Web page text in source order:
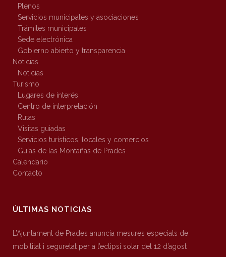
Plenos
Servicios municipales y asociaciones
Trámites municipales
Sede electrónica
Gobierno abierto y transparencia
Noticias
Noticias
Turismo
Lugares de interés
Centro de interpretación
Rutas
Visitas guiadas
Servicios turísticos, locales y comercios
Guías de las Montañas de Prades
Calendario
Contacto
ÚLTIMAS NOTICIAS
L’Ajuntament de Prades anuncia mesures especials de
mobilitat i seguretat per a l’eclipsi solar del 12 d’agost